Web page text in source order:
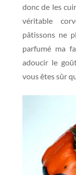
donc de les
véritable
pâtissons ne
parfumé ma
adoucir le
vous êtes sûr